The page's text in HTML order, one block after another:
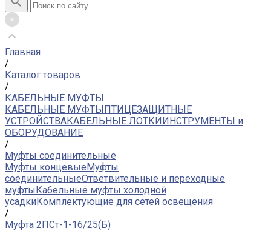
Главная
/
Каталог товаров
/
КАБЕЛЬНЫЕ МУФТЫ
КАБЕЛЬНЫЕ МУФТЫПТИЦЕЗАЩИТНЫЕ
УСТРОЙСТВАКАБЕЛЬНЫЕ ЛОТКИИНСТРУМЕНТЫ и
ОБОРУДОВАНИЕ
/
Муфты соединительные
Муфты концевыеМуфты
соединительныеОтветвительные и переходные
муфтыКабельные муфты холодной
усадкиКомплектующие для сетей освещения
/
Муфта 2ПСт-1-16/25(Б)